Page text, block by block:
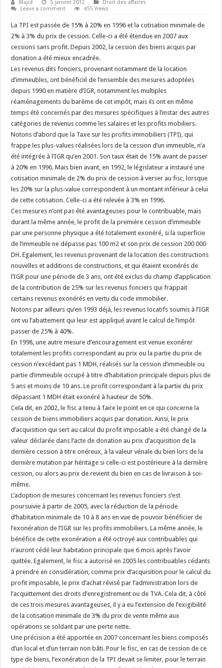
Majid 5 janvier 2012
Droit des affaires
Leave a comment
455 Views
La TPI est passée de 15% à 20% en 1996 et la cotisation minimale de
2% à 3% du prix de cession. Celle-ci a été étendue en 2007 aux
cessions sans profit. Depuis 2002, la cession des biens acquis par
donation a été mieux encadrée.
Les revenus dits fonciers, provenant notamment de la location
d’immeubles, ont bénéficié de l’ensemble des mesures adoptées
depuis 1990 en matière d’IGR, notamment les multiples
réaménagements du barème de cet impôt, mais ils ont en même
temps été concernés par des mesures spécifiques à l’instar des autres
catégories de revenus comme les salaires et les profits mobiliers.
Notons d’abord que la Taxe sur les profits immobiliers (TPI), qui
frappe les plus-values réalisées lors de la cession d’un immeuble, n’a
été intégrée à l’IGR qu’en 2001. Son taux était de 15% avant de passer
à 20% en 1996. Mais bien avant, en 1992, le législateur a instauré une
cotisation minimale de 2% du prix de cession à verser au fisc, lorsque
les 20% sur la plus-value correspondent à un montant inférieur à celui
de cette cotisation. Celle-ci a été relevée à 3% en 1996.
Ces mesures n’ont pas été avantageuses pour le contribuable, mais
durant la même année, le profit de la première cession d’immeuble
par une personne physique a été totalement exonéré, si la superficie
de l’immeuble ne dépasse pas 100 m2 et son prix de cession 200 000
DH. Egalement, les revenus provenant de la location des constructions
nouvelles et additions de constructions, et qui étaient exonérés de
l’IGR pour une période de 3 ans, ont été exclus du champ d’application
de la contribution de 25% sur les revenus fonciers qui frappait
certains revenus exonérés en vertu du code immobilier.
Notons par ailleurs qu’en 1993 déjà, les revenus locatifs soumis à l’IGR
ont vu l’abattement qui leur est appliqué avant le calcul de l’impôt
passer de 25% à 40%.
En 1998, une autre mesure d’encouragement est venue exonérer
totalement les profits correspondant au prix ou la partie du prix de
cession n’excédant pas 1 MDH, réalisés sur la cession d’immeuble ou
partie d’immeuble occupé à titre d’habitation principale depuis plus de
5 ans et moins de 10 ans. Le profit correspondant à la partie du prix
dépassant 1 MDH était exonéré à hauteur de 50%.
Cela dit, en 2002, le fisc a tenu à faire le point en ce qui concerne la
cession de biens immobiliers acquis par donation. Ainsi, le prix
d’acquisition qui sert au calcul du profit imposable a été changé de la
valeur déclarée dans l’acte de donation au prix d’acquisition de la
dernière cession à titre onéreux, à la valeur vénale du bien lors de la
dernière mutation par héritage si celle-ci est postérieure à la dernière
cession, ou alors au prix de revient du bien en cas de livraison à soi-
même.
L’adoption de mesures concernant les revenus fonciers s’est
poursuivie à partir de 2005, avec la réduction de la période
d’habitation minimale de 10 à 8 ans en vue de pouvoir bénéficier de
l’exonération de l’IGR sur les profits immobiliers. La même année, le
bénéfice de cette exonération a été octroyé aux contribuables qui
n’auront cédé leur habitation principale que 6 mois après l’avoir
quittée. Egalement, le fisc a autorisé en 2005 les contribuables cédants
à prendre en considération, comme prix d’acquisition pour le calcul du
profit imposable, le prix d’achat révisé par l’administration lors de
l’acquittement des droits d’enregistrement ou de TVA. Cela dit, à côté
de ces trois mesures avantageuses, il y a eu l’extension de l’exigibilité
de la cotisation minimale de 3% du prix de vente même aux
opérations se soldant par une perte nette.
Une précision a été apportée en 2007 concernant les biens composés
d’un local et d’un terrain non bâti. Pour le fisc, en cas de cession de ce
type de biens, l’exonération de la TPI devait se limiter, pour le terrain